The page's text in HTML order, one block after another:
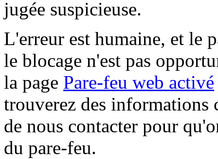
jugée suspicieuse.
L'erreur est humaine, et le
le blocage n'est pas
la page Pare-feu web activé
trouverez des informations
de nous contacter pour
du pare-feu.